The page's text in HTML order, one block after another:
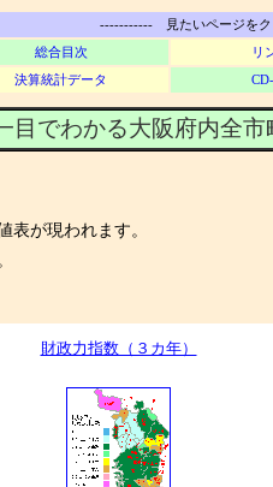
----------- 見たいページを
総合目次 リ
決算統計データ
目でわかる大阪府内全
が現われます。
財政力指数（３カ年）